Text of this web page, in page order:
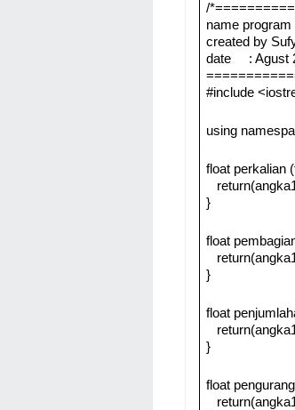
/
name
created by
date : Agust
#include
using
float perkalian
}
float
}
float
}
float